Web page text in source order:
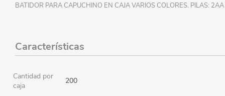
BATIDOR PARA CAPUCHINO EN CAJA VARIOS COLORES. PILAS: 2AA
Características
Cantidad por
caja
200